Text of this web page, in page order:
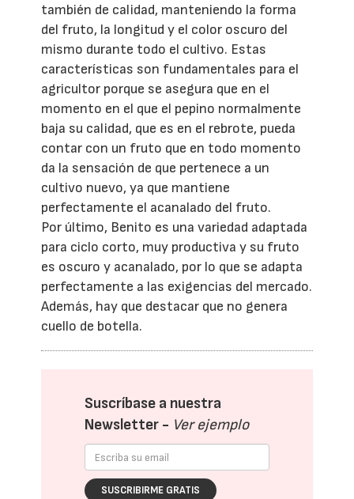
también de calidad, manteniendo la forma
del fruto, la longitud y el color oscuro del
mismo durante todo el cultivo. Estas
características son fundamentales para el
agricultor porque se asegura que en el
momento en el que el pepino normalmente
baja su calidad, que es en el rebrote, pueda
contar con un fruto que en todo momento
da la sensación de que pertenece a un
cultivo nuevo, ya que mantiene
perfectamente el acanalado del fruto.
Por último, Benito es una variedad adaptada
para ciclo corto, muy productiva y su fruto
es oscuro y acanalado, por lo que se adapta
perfectamente a las exigencias del mercado.
Además, hay que destacar que no genera
cuello de botella.
Suscríbase a nuestra
Newsletter - Ver ejemplo
SUSCRIBIRME GRATIS